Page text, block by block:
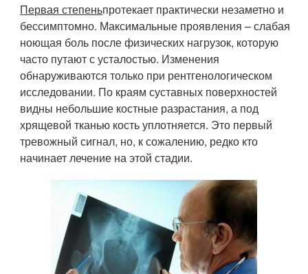
Первая степеньпротекает практически незаметно и
бессимптомно. Максимальные проявления – слабая
ноющая боль после физических нагрузок, которую
часто путают с усталостью. Изменения
обнаруживаются только при рентгенологическом
исследовании. По краям суставных поверхностей
видны небольшие костные разрастания, а под
хрящевой тканью кость уплотняется. Это первый
тревожный сигнал, но, к сожалению, редко кто
начинает лечение на этой стадии.